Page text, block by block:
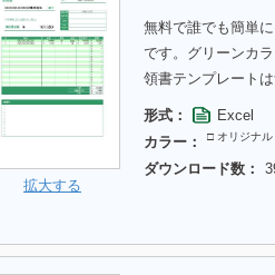
拡大する
無料で誰でも簡単
です。グリーンカ
領書テンプレート
形式：
Excel
カラー：
□ オリジナル
ダウンロード数：